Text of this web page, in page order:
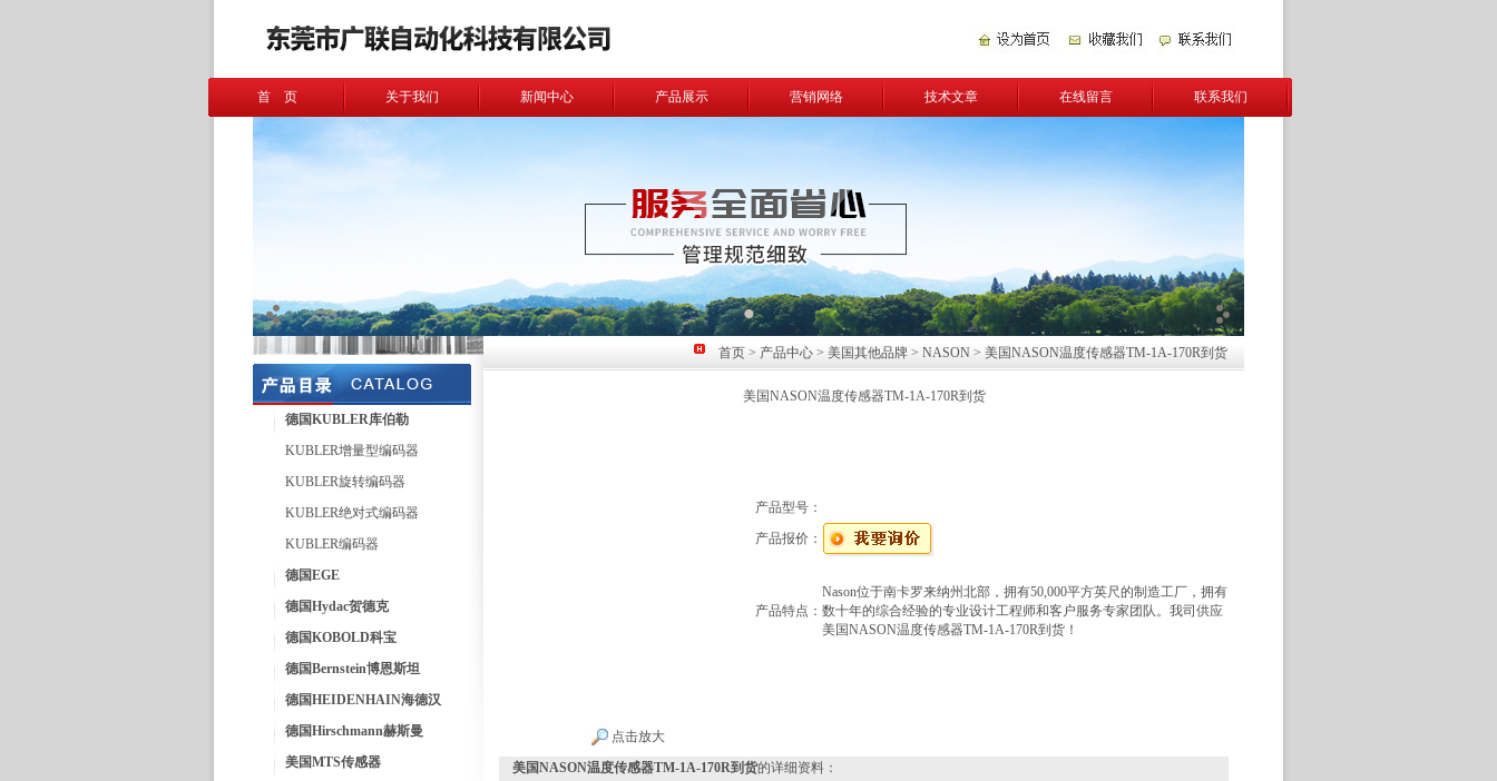
首 页 关于我们 新闻中心 产品展示 营销网络 技术文章 在线留言 联系我们
德国KUBLER库伯勒
KUBLER增量型编码器
KUBLER旋转编码器
KUBLER绝对式编码器
KUBLER编码器
德国EGE
德国Hydac贺德克
德国KOBOLD科宝
德国Bernstein博恩斯坦
德国HEIDENHAIN海德汉
德国Hirschmann赫斯曼
美国MTS传感器
首页 > 产品中心 > 美国其他品牌 > NASON > 美国NASON温度传感器TM-1A-170R到货
美国NASON温度传感器TM-1A-170R到货
点击放大
产品型号：
产品报价：
产品特点：
Nason位于南卡罗来纳州北部，拥有50,​​000平方英尺的制造工厂，拥有
数十年的综合经验的专业设计工程师和客户服务专家团队。我司供应
美国NASON温度传感器TM-1A-170R到货！
美国NASON温度传感器TM-1A-170R到货的详细资料：